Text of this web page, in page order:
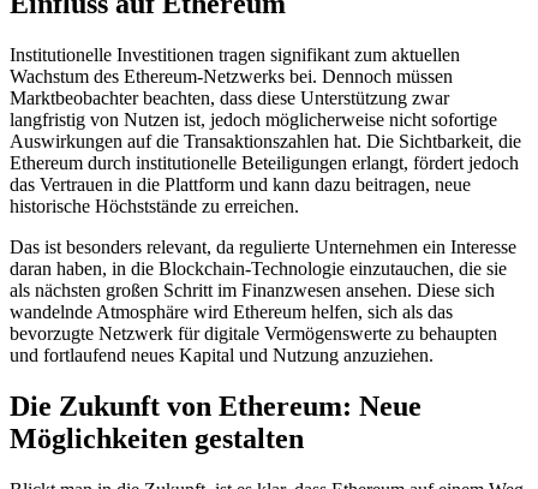
Institutionelle Investitionen tragen signifikant zum aktuellen
Wachstum des Ethereum-Netzwerks bei. Dennoch müssen
Marktbeobachter beachten, dass diese Unterstützung zwar
langfristig von Nutzen ist, jedoch möglicherweise nicht sofortige
Auswirkungen auf die Transaktionszahlen hat. Die Sichtbarkeit, die
Ethereum durch institutionelle Beteiligungen erlangt, fördert jedoch
das Vertrauen in die Plattform und kann dazu beitragen, neue
historische Höchststände zu erreichen.
Das ist besonders relevant, da regulierte Unternehmen ein Interesse
daran haben, in die Blockchain-Technologie einzutauchen, die sie
als nächsten großen Schritt im Finanzwesen ansehen. Diese sich
wandelnde Atmosphäre wird Ethereum helfen, sich als das
bevorzugte Netzwerk für digitale Vermögenswerte zu behaupten
und fortlaufend neues Kapital und Nutzung anzuziehen.
Die Zukunft von Ethereum: Neue
Möglichkeiten gestalten